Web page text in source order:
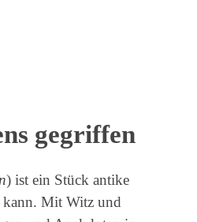
gegriffen
) ist ein Stück antike
kann. Mit Witz und